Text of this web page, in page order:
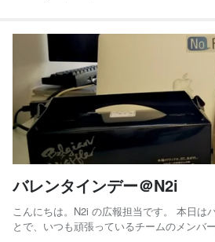
バレンタインデー＠N2i
こんにちは。N2i の広報担当です。 本日は
とで、いつも頑張っているチームのメンバ